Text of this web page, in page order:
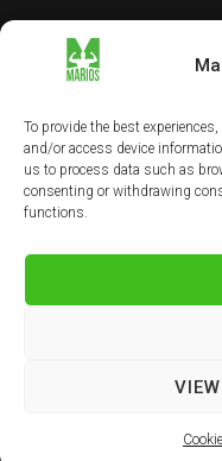
To provide the best
and/or access device
us to process data such as
consenting or withdrawing
functions.